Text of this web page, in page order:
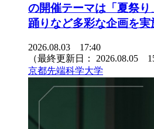
の開催テーマは「夏祭
踊りなど多彩な企画を実
2026.08.03 17:40
（最終更新日： 2026.08.05
京都先端科学大学